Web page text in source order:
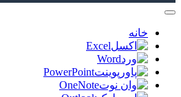
خانه
Excel
Word
PowerPoint
OneNote